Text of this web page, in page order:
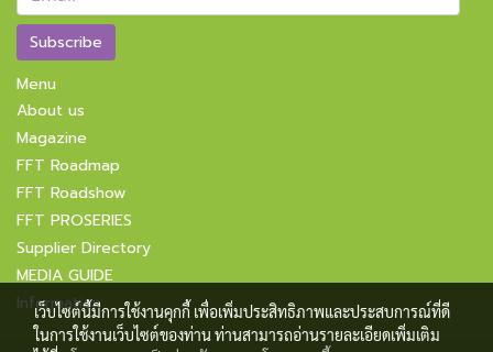
Subscribe
Menu
About us
Magazine
FFT Roadmap
FFT Roadshow
FFT PROSERIES
Supplier Directory
MEDIA GUIDE
Information
เว็บไซต์นี้มีการใช้งานคุกกี้ เพื่อเพิ่มประสิทธิภาพและประสบการณ์ที่ดี
ในการใช้งานเว็บไซต์ของท่าน ท่านสามารถอ่านรายละเอียดเพิ่มเติม